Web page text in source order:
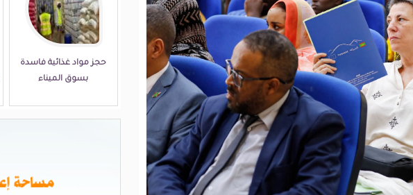
حجز مواد غذائية فاسدة
بسوق الميناء